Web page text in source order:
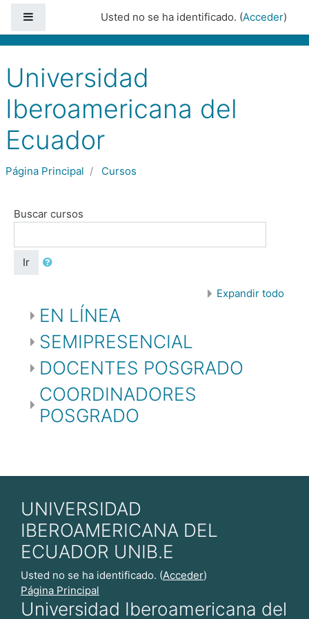
Usted no se ha identificado. (Acceder)
Universidad
Iberoamericana del
Ecuador
Página Principal Cursos
Buscar cursos
Ir
Expandir todo
EN LÍNEA
SEMIPRESENCIAL
DOCENTES POSGRADO
COORDINADORES
POSGRADO
UNIVERSIDAD
IBEROAMERICANA DEL
ECUADOR UNIB.E
Usted no se ha identificado. (Acceder)
Página Principal
Universidad Iberoamericana del